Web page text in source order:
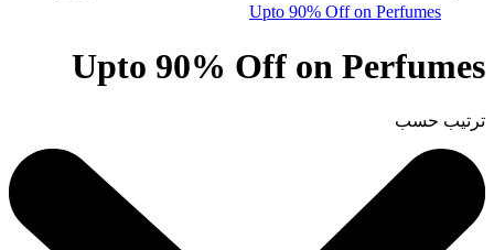
Upto 90% Off on Perfumes
Upto 90% Off on Perfumes
ترتيب حسب